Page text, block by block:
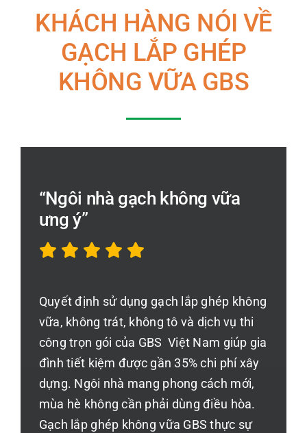
KHÁCH HÀNG NÓI VỀ
GẠCH LẮP GHÉP
KHÔNG VỮA GBS
“Ngôi nhà gạch không vữa
ưng ý”
Quyết định sử dụng gạch lắp ghép không
vữa, không trát, không tô và dịch vụ thi
công trọn gói của GBS Việt Nam giúp gia
đình tiết kiệm được gần 35% chi phí xây
dựng. Ngôi nhà mang phong cách mới,
mùa hè không cần phải dùng điều hòa.
Gạch lắp ghép không vữa GBS thực sự